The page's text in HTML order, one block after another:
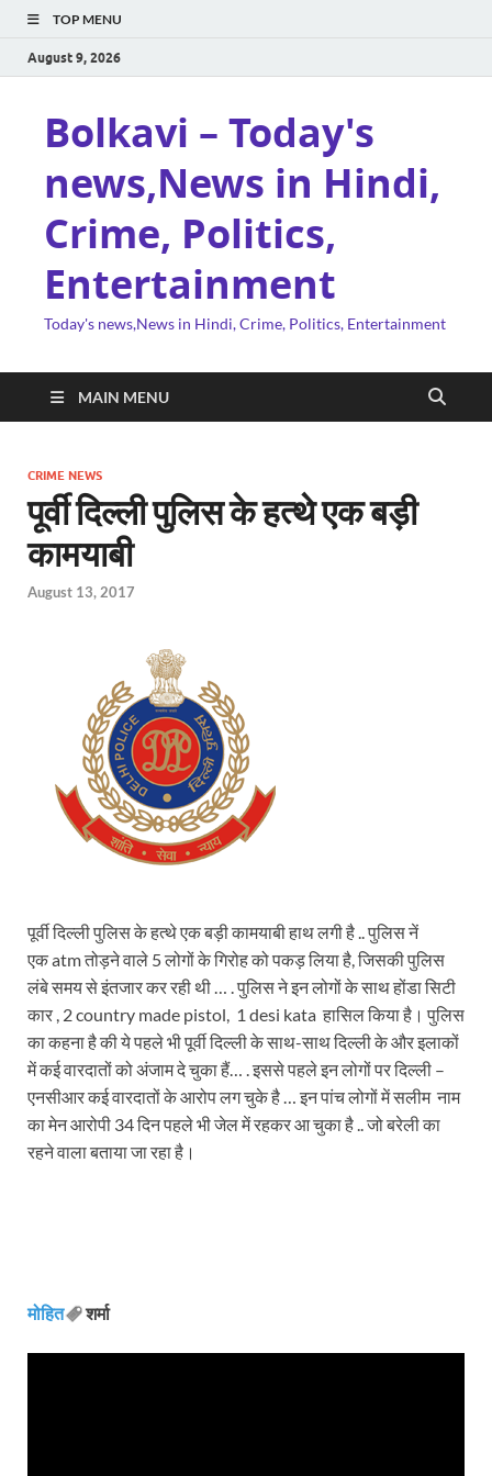
TOP MENU
August 9, 2026
Bolkavi – Today's
news,News in Hindi,
Crime, Politics,
Entertainment
Today's news,News in Hindi, Crime, Politics, Entertainment
MAIN MENU
CRIME NEWS
पूर्वी दिल्ली पुलिस के हत्थे एक बड़ी
कामयाबी
August 13, 2017
पूर्वी दिल्ली पुलिस के हत्थे एक बड़ी कामयाबी हाथ लगी है .. पुलिस नें
एकatmतोड़ने वाले 5 लोगों के गिरोह को पकड़ लिया है, जिसकी पुलिस
लंबे समय से इंतजार कर रही थी … . पुलिस ने इन लोगों के साथ होंडा सिटी
कार , 2country made pistol, 1 desi kata हासिल किया है। पुलिस
का कहना है की ये पहले भी पूर्वी दिल्ली के साथ-साथ दिल्ली के और इलाकों
में कई वारदातों को अंजाम दे चुका हैं… . इससे पहले इन लोगों पर दिल्ली –
एनसीआर कई वारदातों के आरोप लग चुके है … इन पांच लोगों में सलीम नाम
का मेन आरोपी 34 दिन पहले भी जेल में रहकर आ चुका है .. जो बरेली का
रहने वाला बताया जा रहा है।
मोहित शर्मा